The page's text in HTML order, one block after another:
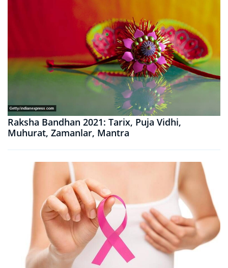
Raksha Bandhan 2021: Tarix, Puja Vidhi,
Muhurat, Zamanlar, Mantra